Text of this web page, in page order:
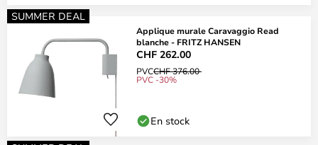
SUMMER DEAL
Applique murale Caravaggio Read
blanche - FRITZ HANSEN
CHF 262.00
PVCCHF 376.00
PVC -30%
En stock